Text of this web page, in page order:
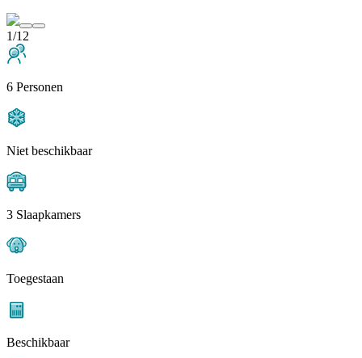
1/12
6 Personen
Niet beschikbaar
3 Slaapkamers
Toegestaan
Beschikbaar